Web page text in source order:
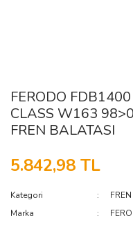
FERODO
CLASS W163
FREN BALATASI
5.842,98 TL
Kategori
Marka